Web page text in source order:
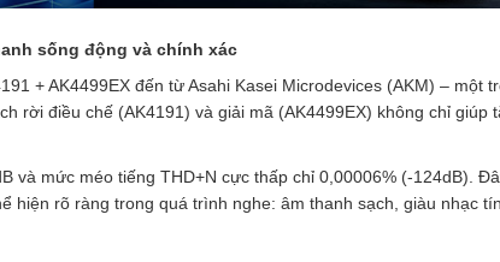
sống động và chính xác
+ AK4499EX đến từ Asahi Kasei Microdevices (AKM) – một
rời điều chế (AK4191) và giải mã (AK4499EX) không chỉ giúp
và mức méo tiếng THD+N cực thấp chỉ 0,00006% (-124dB).
hiện rõ ràng trong quá trình nghe: âm thanh sạch, giàu nhạc